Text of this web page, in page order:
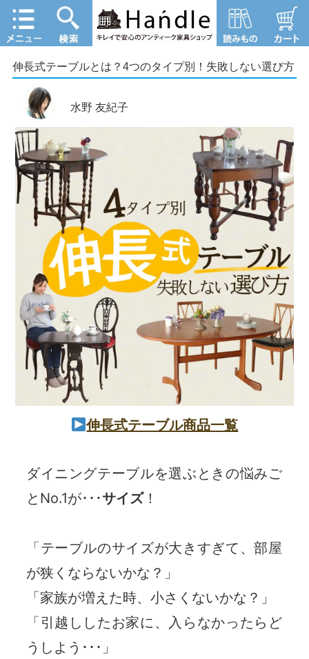
伸長式テーブルとは？4つのタイプ別！失敗しない選び方
水野 友紀子
伸長式テーブル商品一覧
ダイニングテーブルを選ぶときの悩みご
とNo.1が･･･サイズ！
「テーブルのサイズが大きすぎて、部屋
が狭くならないかな？」
「家族が増えた時、小さくないかな？」
「引越ししたお家に、入らなかったらど
うしよう･･･」